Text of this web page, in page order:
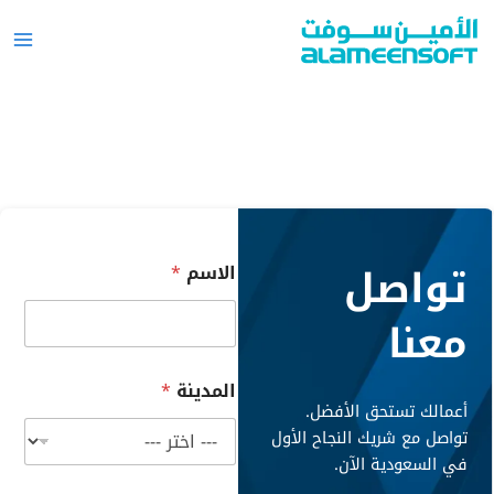
تخطي
إلى
المحتوى
تواصل
معنا
أعمالك تستحق الأفضل.
تواصل مع شريك النجاح الأول
في السعودية الآن.
الاسم *
المدينة *